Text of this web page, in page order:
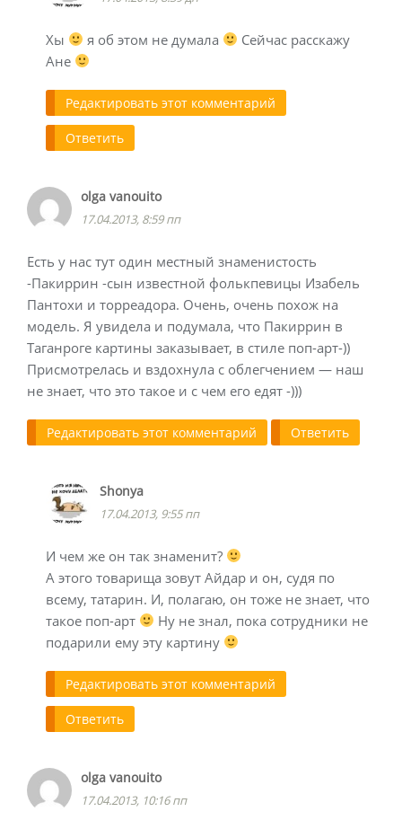
Хы я об этом не думала
Сейчас расскажу
Ане
Редактировать этот комментарий
Ответить
olga vanouito
17.04.2013, 8:59 пп
Есть у нас тут один местный знаменистость
-Пакиррин -сын известной фолькпевицы Изабель
Пантохи и торреадора. Очень, очень похож на
модель. Я увидела и подумала, что Пакиррин в
Таганроге картины заказывает, в стиле поп-арт-))
Присмотрелась и вздохнула с облегчением — наш
не знает, что это такое и с чем его едят -)))
Редактировать этот комментарий Ответить
Shonya
17.04.2013, 9:55 пп
И чем же он так знаменит?
А этого товарища зовут Айдар и он, судя по
всему, татарин. И, полагаю, он тоже не знает, что
такое поп-арт
Ну не знал, пока сотрудники не
подарили ему эту картину
Редактировать этот комментарий
Ответить
olga vanouito
17.04.2013, 10:16 пп